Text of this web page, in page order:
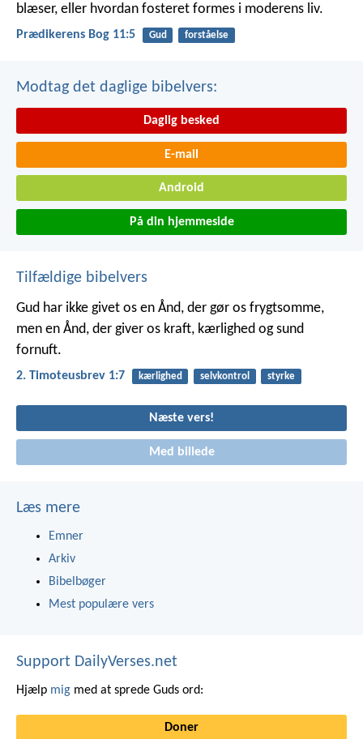
blæser, eller hvordan fosteret formes i moderens liv.
Prædikerens Bog 11:5 Gud forståelse
Modtag det daglige bibelvers:
Daglig besked
E-mail
Android
På din hjemmeside
Tilfældige bibelvers
Gud har ikke givet os en Ånd, der gør os frygtsomme,
men en Ånd, der giver os kraft, kærlighed og sund
fornuft.
2. Timoteusbrev 1:7 kærlighed selvkontrol styrke
Næste vers!
Med billede
Læs mere
Emner
Arkiv
Bibelbøger
Mest populære vers
Support DailyVerses.net
Hjælp mig med at sprede Guds ord:
Doner